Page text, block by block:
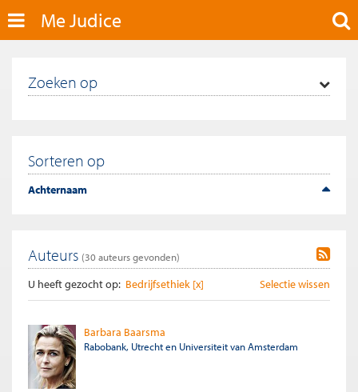
Me Judice
Zoeken op
Sorteren op
Achternaam
Auteurs (30 auteurs gevonden)
U heeft gezocht op: Selectie wissen
Bedrijfsethiek [x]
Barbara Baarsma
Rabobank, Utrecht en Universiteit van Amsterdam